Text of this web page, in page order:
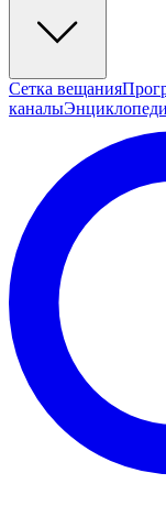
Сетка вещания
каналы